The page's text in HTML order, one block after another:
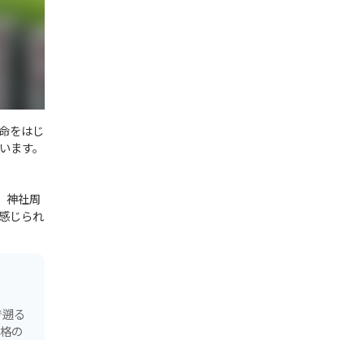
をはじ
す。
神社周
じられ
る
の